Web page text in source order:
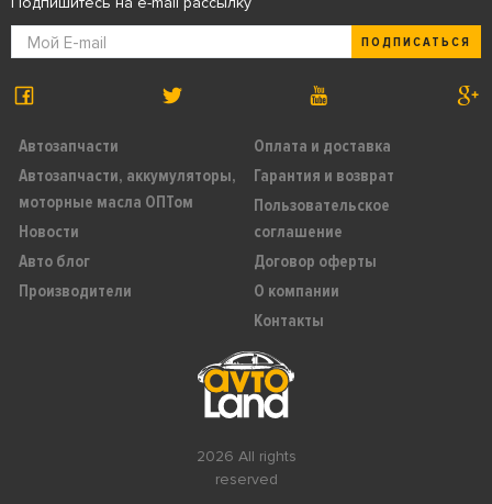
2026 All rights
reserved
Автозапчасти
Автозапчасти, аккумуляторы,
моторные масла ОПТом
Новости
Авто блог
Производители
Оплата и доставка
Гарантия и возврат
Пользовательское
соглашение
Договор оферты
О компании
Контакты
ПОДПИСАТЬСЯ